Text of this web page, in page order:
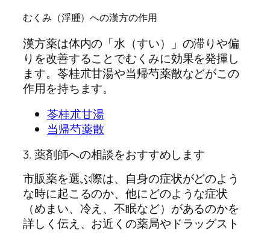
むくみ（浮腫）への漢方の作用
漢方薬は体内の「水（すい）」の滞りや偏
りを改善することでむくみに効果を発揮し
ます。苓桂朮甘湯や当帰芍薬散などがこの
作用を持ちます。
苓桂朮甘湯
当帰芍薬散
3. 薬剤師への相談をおすすめします
市販薬を選ぶ際は、自身の症状がどのよう
な時に起こるのか、他にどのような症状
（めまい、冷え、不眠など）があるのかを
詳しく伝え、お近くの薬局やドラッグスト